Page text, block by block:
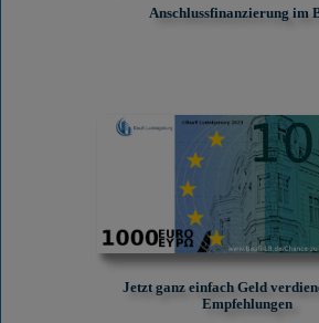
Anschlussfinanzierung im
Jetzt ganz einfach Geld
Empfehlungen